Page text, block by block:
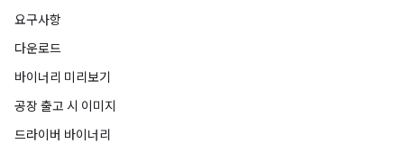
요구사항
다운로드
바이너리 미리보기
공장 출고 시 이미지
드라이버 바이너리